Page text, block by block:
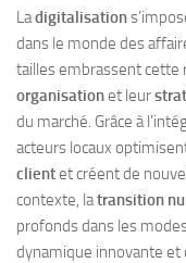
Ladigitalisation
dans le monde des
tailles embrassent
organisationet leur
du marché. Grâce à
acteurs locaux
clientet créent de
contexte, latransition
profonds dans les
dynamique innovante